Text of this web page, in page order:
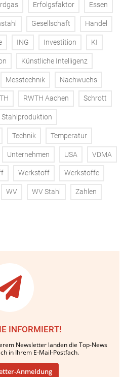
Erfolgsfaktor Essen
Gesellschaft Handel
ING Investition KI
Künstliche Intelligenz
Messtechnik Nachwuchs
RWTH Aachen Schrott
Stahlproduktion
Technik Temperatur
Unternehmen USA VDMA
Werkstoff Werkstoffe
WV WV Stahl Zahlen
INFORMIERT!
Newsletter landen die Top-News
in Ihrem E-Mail-Postfach.
Anmeldung